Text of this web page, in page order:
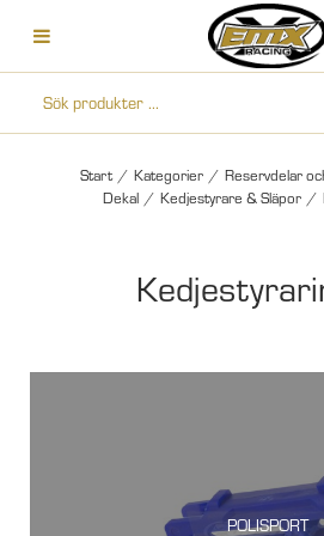
Start / Kategorier / Reservdelar
Dekal / Kedjestyrare & Släpor /
POLISPORT